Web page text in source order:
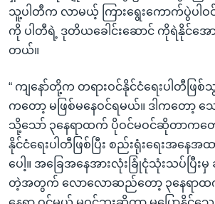
သူ့ပါတီက လာမယ့် ကြားရွေးကောက်ပွဲပါဝ
ကို ပါတီရဲ့ ဒုတိယခေါင်းဆောင် ကိုရဲနိုင်အော
တယ်။
“ ကျနော်တို့က တရားဝင်နိုင်ငံရေးပါတီဖြစ်
ကတော့ မဖြစ်မနေဝင်ရမယ်။ ဒါကတော့ သေ
သို့သော် ၃နေရာထက် ပိုဝင်မဝင်ဆိုတာကတေ
နိုင်ငံရေးပါတီဖြစ်ပြီး စည်းရုံးရေးအနေအ
ပေါ့။ အခြေအနေအားလုံးခြုံငုံသုံးသပ်ပြီးမှ
တဲ့အတွက် လောလောဆည်တော့ ၃နေရာထ